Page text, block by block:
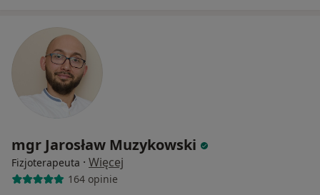
mgr Jarosław Muzykowski
Fizjoterapeuta · Więcej
164 opinie